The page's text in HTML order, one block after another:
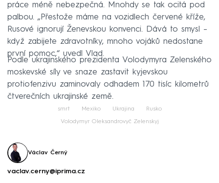
práce méně nebezpečná. Mnohdy se tak ocitá pod
palbou. „Přestože máme na vozidlech červené kříže,
Rusové ignorují Ženevskou konvenci. Dává to smysl –
když zabijete zdravotníky, mnoho vojáků nedostane
první pomoc,“ uvedl Vlad.
Podle ukrajinského prezidenta Volodymyra Zelenského
moskevské síly ve snaze zastavit kyjevskou
protiofenzivu zaminovaly odhadem 170 tisíc kilometrů
čtverečních ukrajinské země.
smrt Mexiko Ukrajina Rusko
Volodymyr Oleksandrovyč Zelenskyj
Václav Černý
vaclav.cerny@iprima.cz